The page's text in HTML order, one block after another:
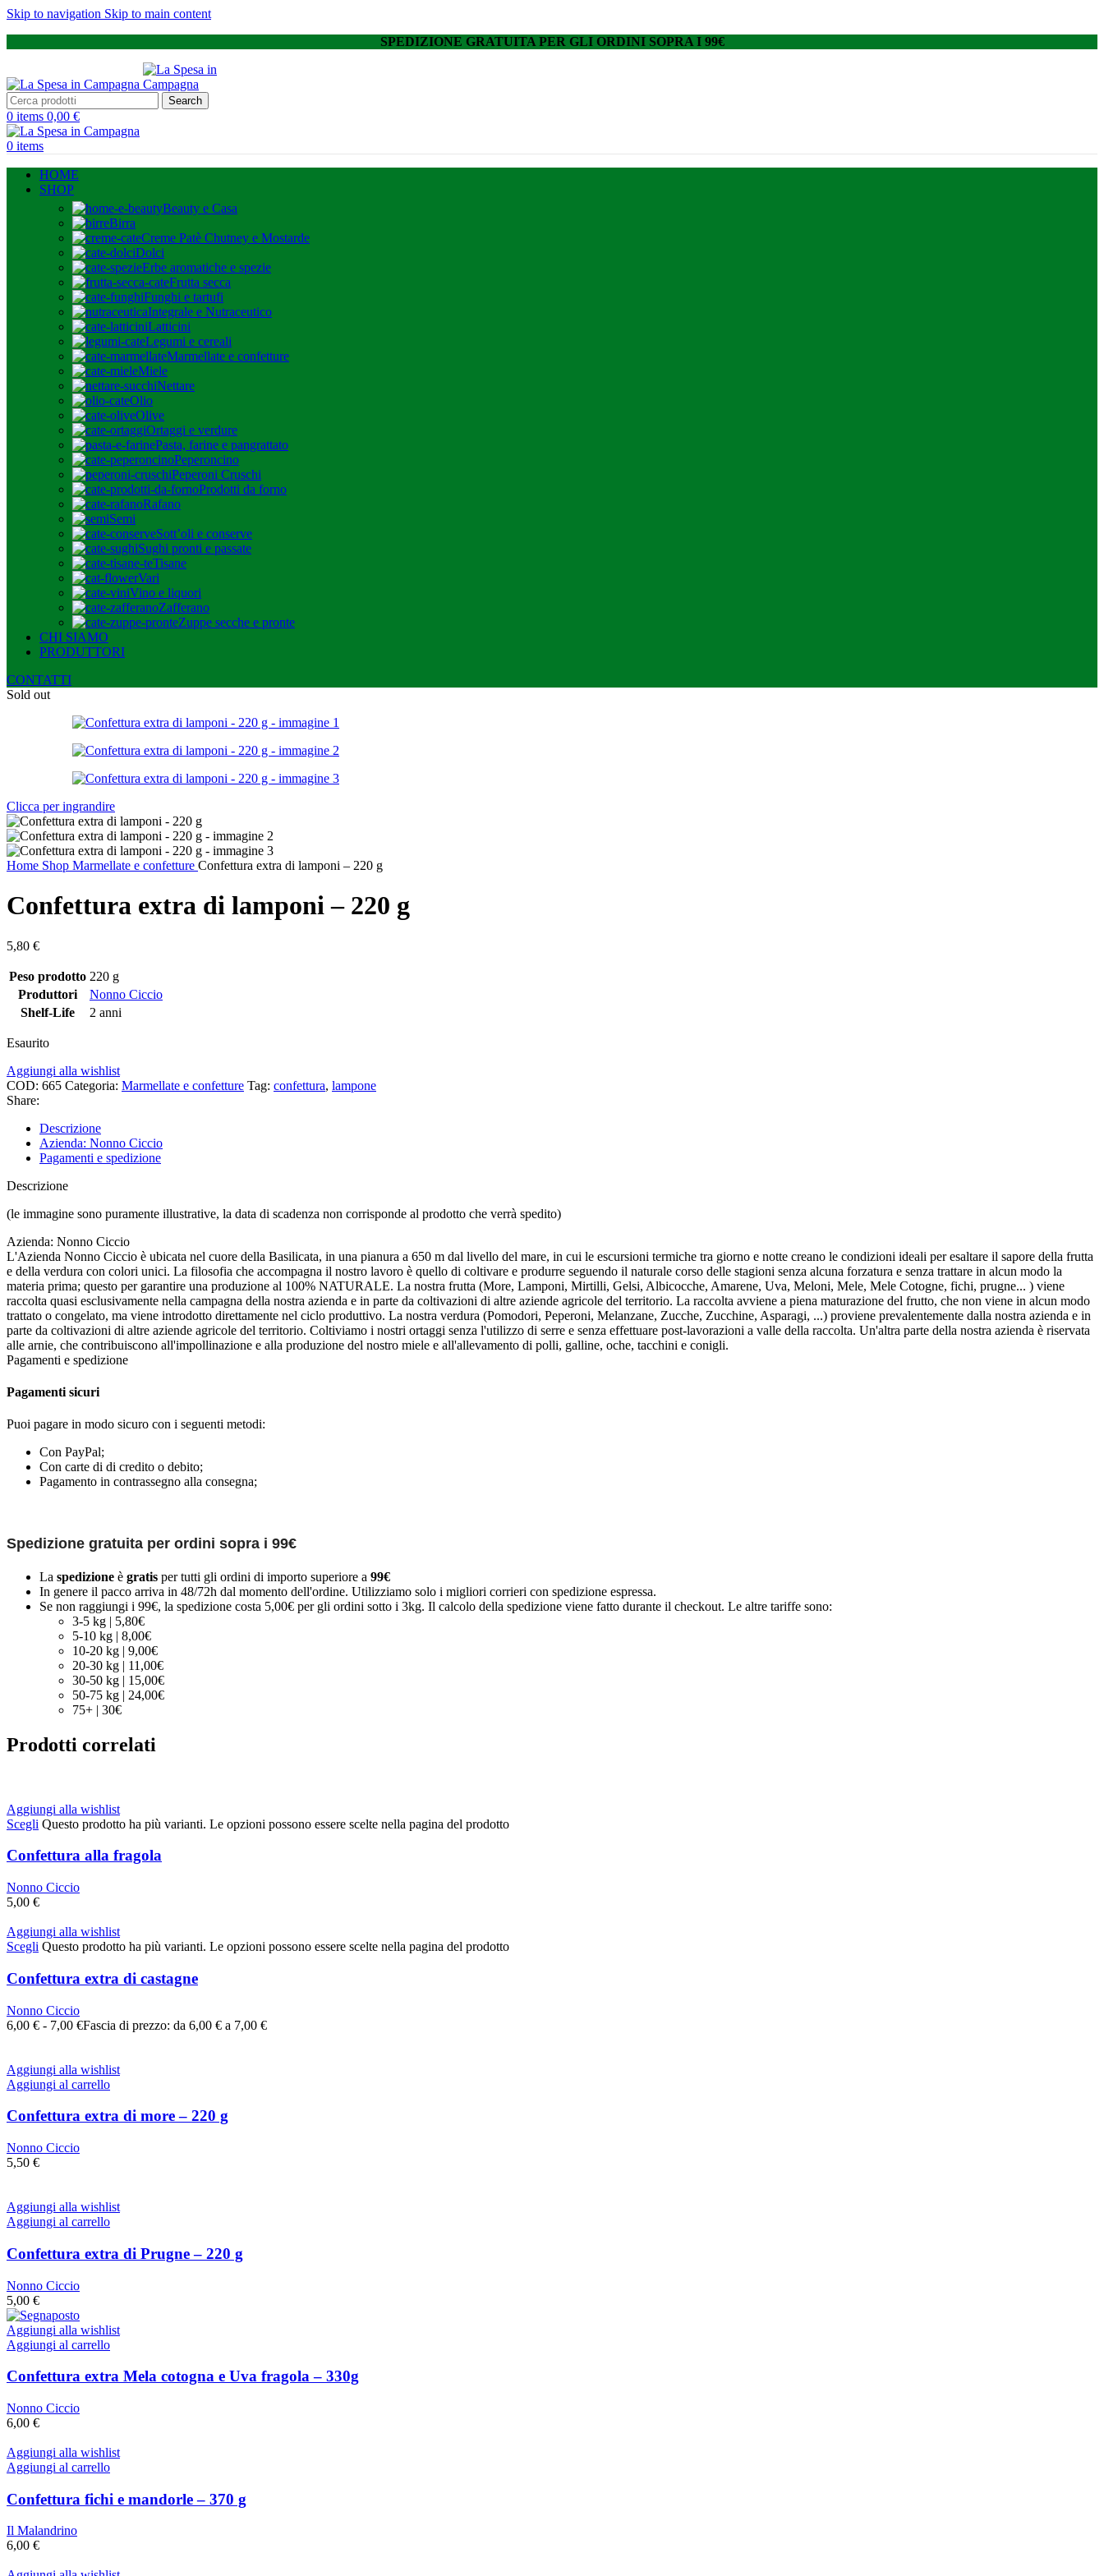
Skip to navigation Skip to main content
SPEDIZIONE GRATUITA PER GLI ORDINI SOPRA I 99€
Search
0 items 0,00 €
0 items
HOME
SHOP
Beauty e Casa
Birra
Creme Patè Chutney e Mostarde
Dolci
Erbe aromatiche e spezie
Frutta secca
Funghi e tartufi
Integrale e Nutraceutico
Latticini
Legumi e cereali
Marmellate e confetture
Miele
Nettare
Olio
Olive
Ortaggi e verdure
Pasta, farine e pangrattato
Peperoncino
Peperoni Cruschi
Prodotti da forno
Rafano
Semi
Sott’oli e conserve
Sughi pronti e passate
Tisane
Vari
Vino e liquori
Zafferano
Zuppe secche e pronte
CHI SIAMO
PRODUTTORI
CONTATTI
Sold out
Clicca per ingrandire
Home Shop Marmellate e confetture Confettura extra di lamponi – 220 g
Confettura extra di lamponi – 220 g
5,80 €
Peso prodotto 220 g
Produttori
Nonno Ciccio
Shelf-Life
2 anni
Esaurito
Aggiungi alla wishlist
COD: 665 Categoria: Marmellate e confetture Tag: confettura, lampone
Share:
Descrizione
Azienda: Nonno Ciccio
Pagamenti e spedizione
Descrizione
(le immagine sono puramente illustrative, la data di scadenza non corrisponde al prodotto che verrà spedito)
Azienda: Nonno Ciccio
L'Azienda Nonno Ciccio è ubicata nel cuore della Basilicata, in una pianura a 650 m dal livello del mare, in cui le escursioni termiche tra giorno e notte creano le condizioni ideali per esaltare il sapore della frutta
e della verdura con colori unici. La filosofia che accompagna il nostro lavoro è quello di coltivare e produrre seguendo il naturale corso delle stagioni senza alcuna forzatura e senza trattare in alcun modo la
materia prima; questo per garantire una produzione al 100% NATURALE. La nostra frutta (More, Lamponi, Mirtilli, Gelsi, Albicocche, Amarene, Uva, Meloni, Mele, Mele Cotogne, fichi, prugne... ) viene
raccolta quasi esclusivamente nella campagna della nostra azienda e in parte da coltivazioni di altre aziende agricole del territorio. La raccolta avviene a piena maturazione del frutto, che non viene in alcun modo
trattato o congelato, ma viene introdotto direttamente nel ciclo produttivo. La nostra verdura (Pomodori, Peperoni, Melanzane, Zucche, Zucchine, Asparagi, ...) proviene prevalentemente dalla nostra azienda e in
parte da coltivazioni di altre aziende agricole del territorio. Coltiviamo i nostri ortaggi senza l'utilizzo di serre e senza effettuare post-lavorazioni a valle della raccolta. Un'altra parte della nostra azienda è riservata
alle arnie, che contribuiscono all'impollinazione e alla produzione del nostro miele e all'allevamento di polli, galline, oche, tacchini e conigli.
Pagamenti e spedizione
Pagamenti sicuri
Puoi pagare in modo sicuro con i seguenti metodi:
Con PayPal;
Con carte di di credito o debito;
Pagamento in contrassegno alla consegna;
Spedizione gratuita per ordini sopra i 99€
La spedizione è gratis per tutti gli ordini di importo superiore a 99€
In genere il pacco arriva in 48/72h dal momento dell'ordine. Utilizziamo solo i migliori corrieri con spedizione espressa.
Se non raggiungi i 99€, la spedizione costa 5,00€ per gli ordini sotto i 3kg. Il calcolo della spedizione viene fatto durante il checkout. Le altre tariffe sono:
3-5 kg | 5,80€
5-10 kg | 8,00€
10-20 kg | 9,00€
20-30 kg | 11,00€
30-50 kg | 15,00€
50-75 kg | 24,00€
75+ | 30€
Prodotti correlati
Aggiungi alla wishlist
Scegli Questo prodotto ha più varianti. Le opzioni possono essere scelte nella pagina del prodotto
Confettura alla fragola
Nonno Ciccio
5,00 €
Aggiungi alla wishlist
Scegli Questo prodotto ha più varianti. Le opzioni possono essere scelte nella pagina del prodotto
Confettura extra di castagne
Nonno Ciccio
6,00 € - 7,00 €Fascia di prezzo: da 6,00 € a 7,00 €
Aggiungi alla wishlist
Aggiungi al carrello
Confettura extra di more – 220 g
Nonno Ciccio
5,50 €
Aggiungi alla wishlist
Aggiungi al carrello
Confettura extra di Prugne – 220 g
Nonno Ciccio
5,00 €
Aggiungi alla wishlist
Aggiungi al carrello
Confettura extra Mela cotogna e Uva fragola – 330g
Nonno Ciccio
6,00 €
Aggiungi alla wishlist
Aggiungi al carrello
Confettura fichi e mandorle – 370 g
Il Malandrino
6,00 €